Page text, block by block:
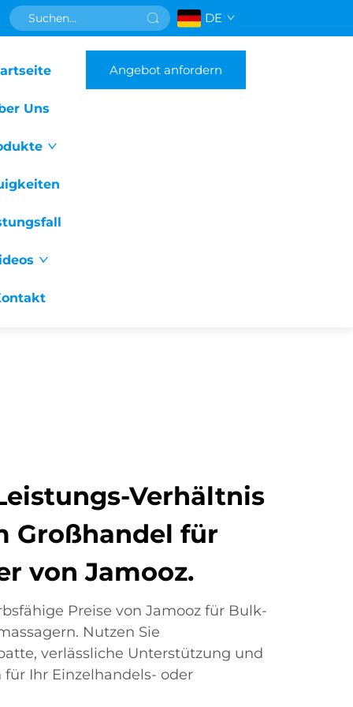
DE
Uns
Angebot anfordern
Verhältnis
Großhandel für
von Jamooz.
Preise von Jamooz für Bulk-
Nutzen Sie
verlässliche Unterstützung und
Ihr Einzelhandels- oder